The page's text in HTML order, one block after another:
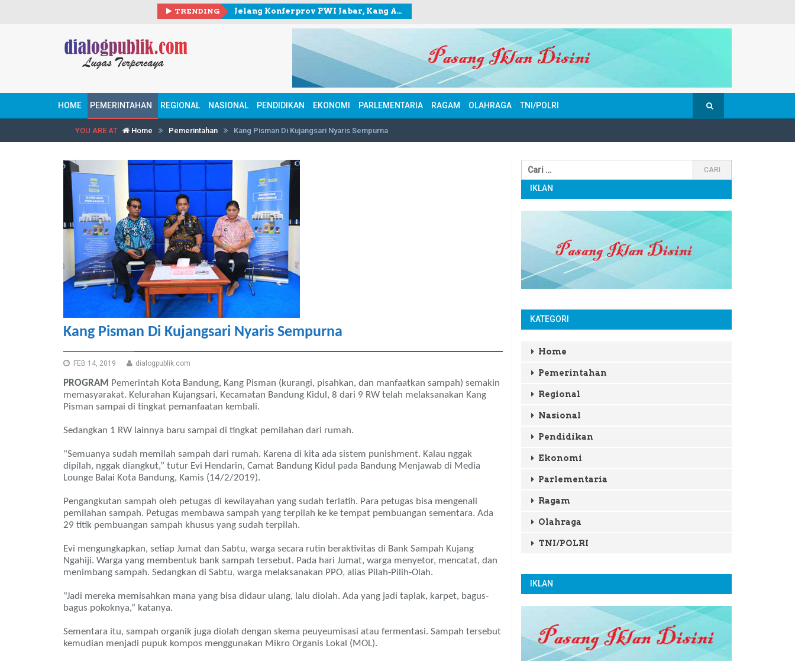
TRENDING Jelang Konferprov PWI Jabar, Kang Andy berkunjung ke Sekretariat PWI Kota Bogor
HOME PEMERINTAHAN REGIONAL NASIONAL PENDIDIKAN EKONOMI PARLEMENTARIA RAGAM OLAHRAGA TNI/POLRI
YOU ARE AT Home Pemerintahan Kang Pisman Di Kujangsari Nyaris Sempurna
Kang Pisman Di Kujangsari Nyaris Sempurna
FEB 14, 2019 dialogpublik.com
PROGRAM Pemerintah Kota Bandung, Kang Pisman (kurangi, pisahkan, dan manfaatkan sampah) semakin
memasyarakat. Kelurahan Kujangsari, Kecamatan Bandung Kidul, 8 dari 9 RW telah melaksanakan Kang
Pisman sampai di tingkat pemanfaatan kembali.
Sedangkan 1 RW lainnya baru sampai di tingkat pemilahan dari rumah.
“Semuanya sudah memilah sampah dari rumah. Karena di kita ada sistem punishment. Kalau nggak
dipilah, nggak diangkut,” tutur Evi Hendarin, Camat Bandung Kidul pada Bandung Menjawab di Media
Lounge Balai Kota Bandung, Kamis (14/2/2019).
Pengangkutan sampah oleh petugas di kewilayahan yang sudah terlatih. Para petugas bisa mengenali
pemilahan sampah. Petugas membawa sampah yang terpilah ke ke tempat pembuangan sementara. Ada
29 titik pembuangan sampah khusus yang sudah terpilah.
Evi mengungkapkan, setiap Jumat dan Sabtu, warga secara rutin beraktivitas di Bank Sampah Kujang
Ngahiji. Warga yang membentuk bank sampah tersebut. Pada hari Jumat, warga menyetor, mencatat, dan
menimbang sampah. Sedangkan di Sabtu, warga melaksanakan PPO, alias Pilah-Pilih-Olah.
“Jadi mereka memisahkan mana yang bisa didaur ulang, lalu diolah. Ada yang jadi taplak, karpet, bagus-
bagus pokoknya,” katanya.
Sementara itu, sampah organik juga diolah dengan skema peuyeumisasi atau fermentasi. Sampah tersebut
kemudian menjadi pupuk kompos menggunakan Mikro Organis Lokal (MOL).
IKLAN
KATEGORI
Home
Pemerintahan
Regional
Nasional
Pendidikan
Ekonomi
Parlementaria
Ragam
Olahraga
TNI/POLRI
IKLAN